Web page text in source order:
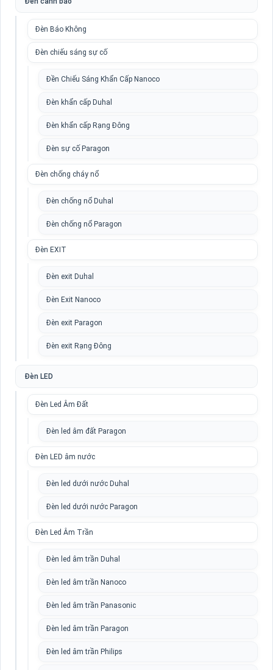
Đèn Báo Không
Đèn chiếu sáng sự cố
Đền Chiếu Sáng Khẩn Cấp Nanoco
Đèn khẩn cấp Duhal
Đèn khẩn cấp Rạng Đông
Đèn sự cố Paragon
Đèn chống cháy nổ
Đèn chống nổ Duhal
Đèn chống nổ Paragon
Đèn EXIT
Đèn exit Duhal
Đèn Exit Nanoco
Đèn exit Paragon
Đèn exit Rạng Đông
Đèn LED
Đèn Led Âm Đất
Đèn led âm đất Paragon
Đèn LED âm nước
Đèn led dưới nước Duhal
Đèn led dưới nước Paragon
Đèn Led Âm Trần
Đèn led âm trần Duhal
Đèn led âm trần Nanoco
Đèn led âm trần Panasonic
Đèn led âm trần Paragon
Đèn led âm trần Philips